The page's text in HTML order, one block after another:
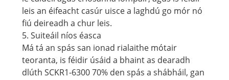
leis an éifeacht casúr uisce a laghdú go mór nó
fiú deireadh a chur leis.
5. Suiteáil níos éasca
Má tá an spás san ionad rialaithe mótair
teoranta, is féidir úsáid a bhaint as dearadh
dlúth SCKR1-6300 70% den spás a shábháil, gan